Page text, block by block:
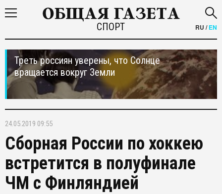
СПОРТ RU /EN
Треть россиян уверены, что Солнце
вращается вокруг Земли
24.05.2019 09:55
Сборная России по хоккею
встретится в полуфинале
ЧМ с Финляндией